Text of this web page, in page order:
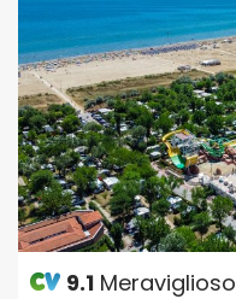
9.1 Meraviglioso